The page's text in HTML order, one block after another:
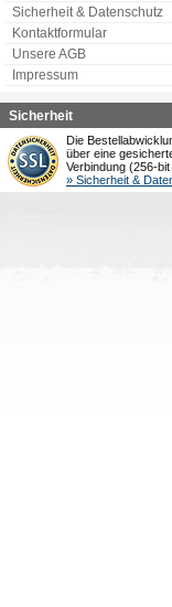
Sicherheit & Datenschutz
Kontaktformular
Unsere AGB
Impressum
Sicherheit
Die
über eine
Verbindung (256-bit
» Sicherheit &